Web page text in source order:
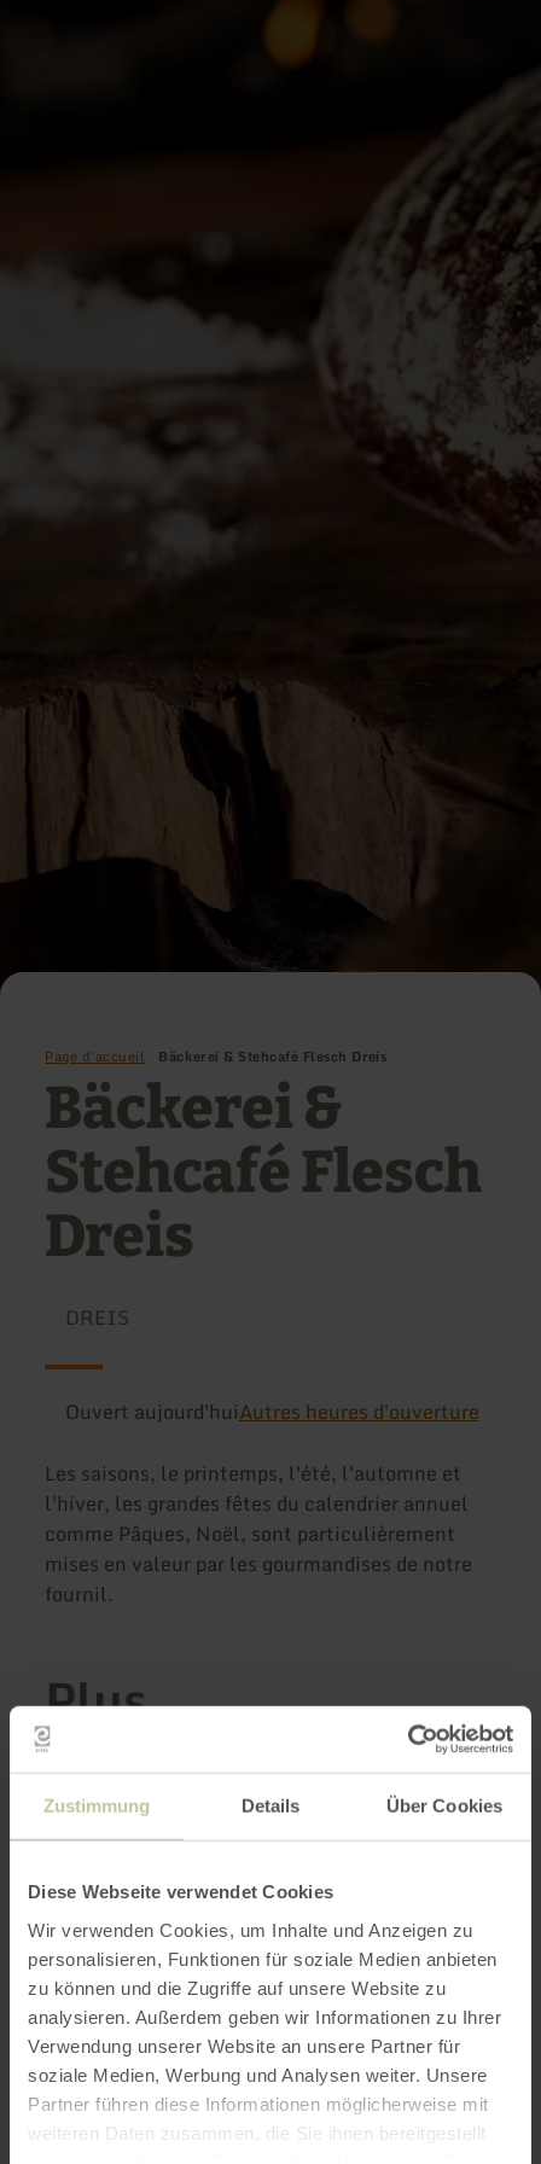
Zustimmung Details Über Cookies
Diese Webseite verwendet Cookies
Wir verwenden Cookies, um Inhalte und Anzeigen zu
personalisieren, Funktionen für soziale Medien anbieten
zu können und die Zugriffe auf unsere Website zu
analysieren. Außerdem geben wir Informationen zu Ihrer
Verwendung unserer Website an unsere Partner für
soziale Medien, Werbung und Analysen weiter. Unsere
Partner führen diese Informationen möglicherweise mit
weiteren Daten zusammen, die Sie ihnen bereitgestellt
Page d'accueil Bäckerei & Stehcafé Flesch Dreis
Bäckerei &
Stehcafé Flesch
Dreis
DREIS
Ouvert aujourd'huiAutres heures d'ouverture
Les saisons, le printemps, l'été, l'automne et
l'hiver, les grandes fêtes du calendrier annuel
comme Pâques, Noël, sont particulièrement
mises en valeur par les gourmandises de notre
fournil.
Plus
d'informations
Heures d'ouverture
Catégories
Impressions